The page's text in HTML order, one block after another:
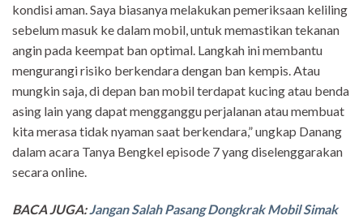
kondisi aman. Saya biasanya melakukan pemeriksaan keliling
sebelum masuk ke dalam mobil, untuk memastikan tekanan
angin pada keempat ban optimal. Langkah ini membantu
mengurangi risiko berkendara dengan ban kempis. Atau
mungkin saja, di depan ban mobil terdapat kucing atau benda
asing lain yang dapat mengganggu perjalanan atau membuat
kita merasa tidak nyaman saat berkendara,” ungkap Danang
dalam acara Tanya Bengkel episode 7 yang diselenggarakan
secara online.
BACA JUGA: Jangan Salah Pasang Dongkrak Mobil Simak